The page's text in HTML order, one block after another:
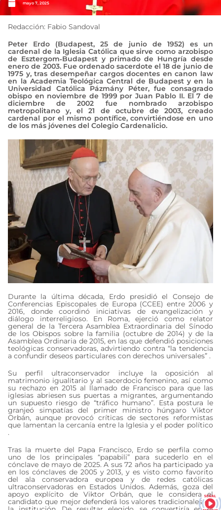
mayo 7, 2025
Redacción: Fabio Sandoval
Peter Erdo (Budapest, 25 de junio de 1952) es un
cardenal de la Iglesia Católica que sirve como arzobispo
de Esztergom‑Budapest y primado de Hungría desde
enero de 2003. Fue ordenado sacerdote el 18 de junio de
1975 y, tras desempeñar cargos docentes en canon law
en la Academia Teológica Central de Budapest y en la
Universidad Católica Pázmány Péter, fue consagrado
obispo en noviembre de 1999 por Juan Pablo II. El 7 de
diciembre de 2002 fue nombrado arzobispo
metropolitano y, el 21 de octubre de 2003, creado
cardenal por el mismo pontífice, convirtiéndose en uno
de los más jóvenes del Colegio Cardenalicio.
Durante la última década, Erdo presidió el Consejo de
Conferencias Episcopales de Europa (CCEE) entre 2006 y
2016, donde coordinó iniciativas de evangelización y
diálogo interreligioso. En Roma, ejerció como relator
general de la Tercera Asamblea Extraordinaria del Sínodo
de los Obispos sobre la familia (octubre de 2014) y de la
Asamblea Ordinaria de 2015, en las que defendió posiciones
teológicas conservadoras, advirtiendo contra “la tendencia
a confundir deseos particulares con derechos universales” .
Su perfil ultraconservador incluye la oposición al
matrimonio igualitario y al sacerdocio femenino, así como
su rechazo en 2015 al llamado de Francisco para que las
iglesias abriesen sus puertas a migrantes, argumentando
un supuesto riesgo de “tráfico humano”. Esta postura le
granjeó simpatías del primer ministro húngaro Viktor
Orbán, aunque provocó críticas de sectores reformistas
que lamentan la cercanía entre la Iglesia y el poder político
.
Tras la muerte del Papa Francisco, Erdo se perfila como
uno de los principales “papabili” para sucederlo en el
cónclave de mayo de 2025. A sus 72 años ha participado ya
en los cónclaves de 2005 y 2013, y es visto como favorito
del ala conservadora europea y de redes católicas
ultraconservadoras en Estados Unidos. Además, goza del
apoyo explícito de Viktor Orbán, que le considera el
candidato que mejor defenderá los valores tradicionales de